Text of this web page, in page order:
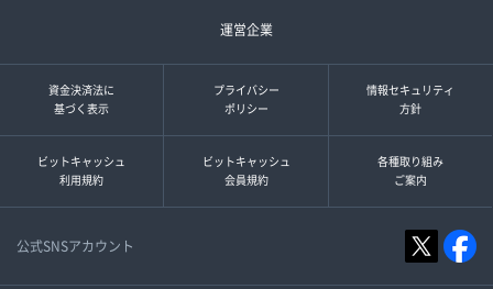
運営企業
資金決済法に
基づく表示
プライバシー
ポリシー
情報セキュリティ
方針
ビットキャッシュ
利用規約
ビットキャッシュ
会員規約
各種取り組み
ご案内
公式SNSアカウント